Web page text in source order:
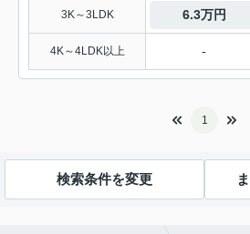
3K～3LDK 6.3万円
4K～4LDK以上 -
1
検索条件を変更